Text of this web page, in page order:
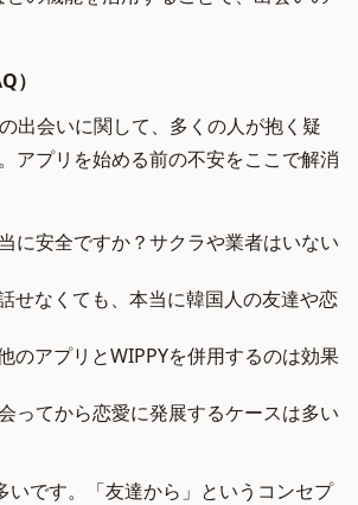
）
出会いに関して、多くの人が抱く疑
アプリを始める前の不安をここで解消
に安全ですか？サクラや業者はいない
せなくても、本当に韓国人の友達や恋
のアプリとWIPPYを併用するのは効果
ってから恋愛に発展するケースは多い
いです。「友達から」というコンセプ